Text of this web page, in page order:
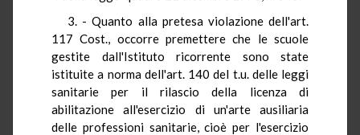
3. - Quanto alla pretesa violazione dell'art.
117 Cost., occorre premettere che le scuole
gestite dall'Istituto ricorrente sono state
istituite a norma dell'art. 140 del t.u. delle leggi
sanitarie per il rilascio della licenza di
abilitazione all'esercizio di un'arte ausiliaria
delle professioni sanitarie, cioè per l'esercizio